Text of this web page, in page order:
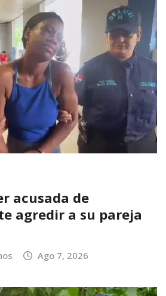
acusada de
agredir a su pareja
Ago 7, 2026